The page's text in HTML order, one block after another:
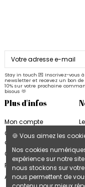
Stay in touch 💌 Inscrivez-vous
newsletter et recevez un bon
10% sur votre prochaine
bisous 🫶
Plus d'infos
Mon compte
Conditions
d'utilisation
Contactez-nous
Plan du site
Accès B2B
🍪 Vous aimez les
Nos cookies
expérience sur notre
nous stockons sur
nous permettent de